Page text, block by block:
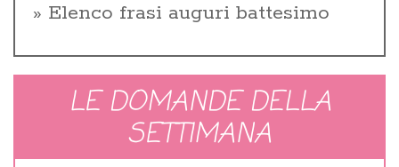
Elenco frasi auguri battesimo
LE DOMANDE DELLA
SETTIMANA